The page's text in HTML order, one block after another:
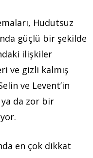
Hudutsuz
güçlü bir şekilde
ilişkiler
ve gizli kalmış
ve Levent’in
da zor bir
en çok dikkat